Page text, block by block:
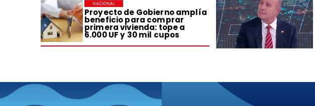
Proyecto de Gobierno amplía
beneficio para comprar
primera vivienda: tope a
6.000 UF y 30 mil cupos
NACIONAL